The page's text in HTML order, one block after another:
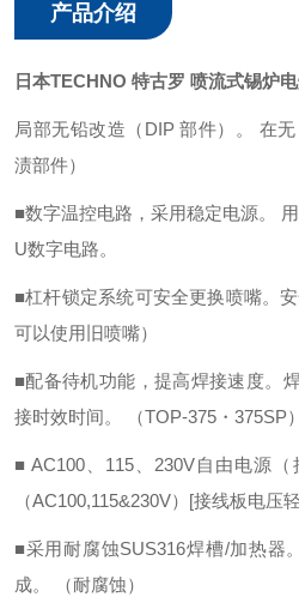
产品介绍
日本TECHNO 特古罗 喷流式锡炉
局部无铅改造（DIP 部件）。 在
渍部件）
■数字温控电路，采用稳定电源。
U数字电路。
■杠杆锁定系统可安全更换喷嘴。
可以使用旧喷嘴）
■配备待机功能，提高焊接速度。
接时效时间。 （TOP-375・375SP）
■ AC100、115、230V自由电源（
（AC100,115&230V）[接线板电压
■采用耐腐蚀SUS316焊槽/加热器
成。 （耐腐蚀）